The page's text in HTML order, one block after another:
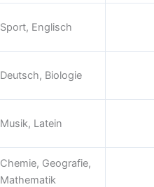
Sport, Englisch
Deutsch, Biologie
Musik, Latein
Chemie, Geografie,
Mathematik